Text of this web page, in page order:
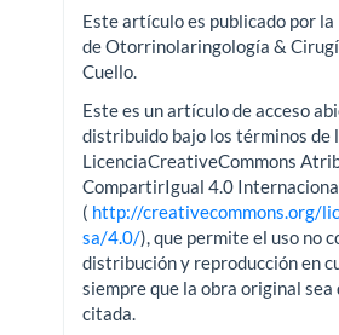
Este artículo es publicado por
de Otorrinolaringología &
Cuello.
Este es un artículo de acceso
distribuido bajo los términos de
LicenciaCreativeCommons
CompartirIgual 4.0
( http://creativecommons.org/
sa/4.0/), que permite el uso no
distribución y reproducción en
siempre que la obra original
citada.